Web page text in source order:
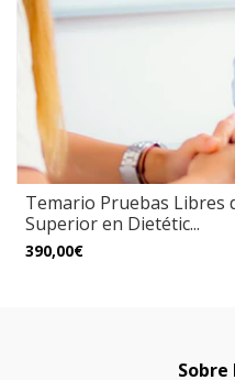
Temario Pruebas Libres
Superior en Dietétic...
390,00€